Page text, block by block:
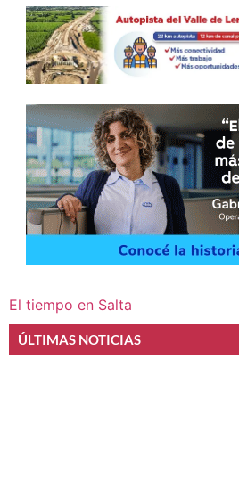
El tiempo en Salta
ÚLTIMAS NOTICIAS